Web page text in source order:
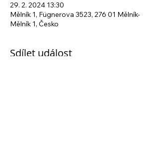
29. 2. 2024 13:30
Mělník 1, Fügnerova 3523, 276 01 Mělník-
Mělník 1, Česko
Sdílet událost